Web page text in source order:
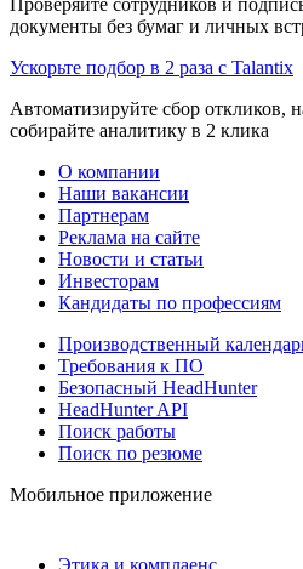
документы без бумаг и личных
Ускорьте подбор в 2 раза с Talantix
Автоматизируйте сбор откликов,
собирайте аналитику в 2 клика
О компании
Наши вакансии
Партнерам
Реклама на сайте
Новости и статьи
Инвесторам
Кандидаты по профессиям
Производственный
Требования к ПО
Безопасный HeadHunter
HeadHunter API
Поиск работы
Поиск по резюме
Мобильное приложение
Этика и комплаенс